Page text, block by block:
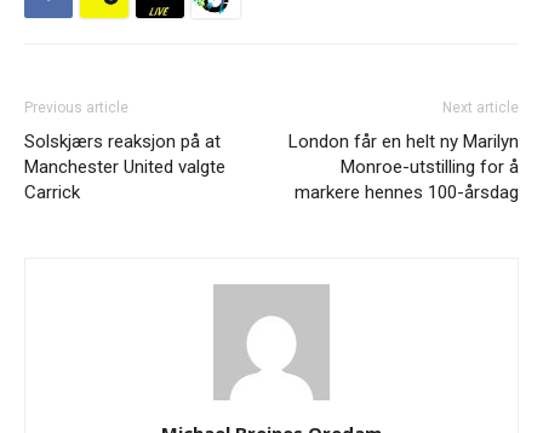
Previous article
Solskjærs reaksjon på at
Manchester United valgte
Carrick
Next article
London får en helt ny Marilyn
Monroe-utstilling for å
markere hennes 100-årsdag